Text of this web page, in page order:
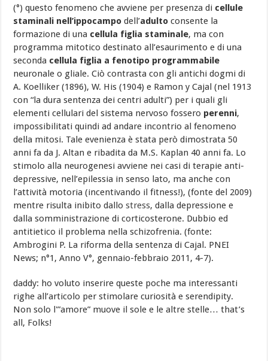
(°) questo fenomeno che avviene per presenza di cellule
staminali nell’ippocampodell’adulto consente la
formazione di una cellula figlia staminale, ma con
programma mitotico destinato all’esaurimento e di una
seconda cellula figlia a fenotipo programmabile
neuronale o gliale. Ciò contrasta con gli antichi dogmi di
A. Koelliker (1896), W. His (1904) e Ramon y Cajal (nel 1913
con “la dura sentenza dei centri adulti”) per i quali gli
elementi cellulari del sistema nervoso fossero perenni,
impossibilitati quindi ad andare incontrio al fenomeno
della mitosi. Tale evenienza è stata però dimostrata 50
anni fa da J. Altan e ribadita da M.S. Kaplan 40 anni fa. Lo
stimolo alla neurogenesi avviene nei casi di terapie anti-
depressive, nell’epilessia in senso lato, ma anche con
l’attività motoria (incentivando il fitness!), (fonte del 2009)
mentre risulta inibito dallostress, dalla depressione e
dalla somministrazione di corticosterone. Dubbio ed
antitietico il problema nella schizofrenia. (fonte:
Ambrogini P. La riforma della sentenza di Cajal. PNEI
News; n°1, Anno V°, gennaio-febbraio 2011, 4-7).
daddy: ho voluto inserire queste poche ma interessanti
righe all’articolo per stimolare curiosità e serendipity.
Non solo l'”amore” muove il sole e le altre stelle… that’s
all, Folks!